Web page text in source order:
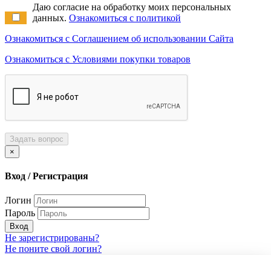
Даю согласие на обработку моих персональных
данных. Ознакомиться с политикой
Ознакомиться с Соглашением об использовании Сайта
Ознакомиться с Условиями покупки товаров
Задать вопрос
×
Вход / Регистрация
Логин
Пароль
Вход
Не зарегистрированы?
Не поните свой логин?